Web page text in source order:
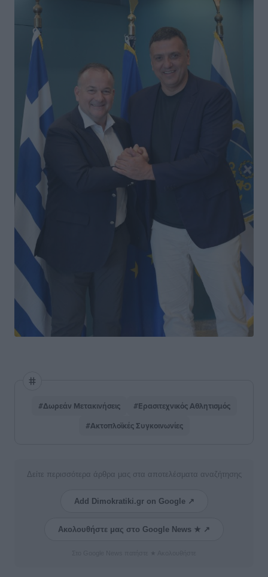
#Δωρεάν Μετακινήσεις
#Ερασιτεχνικός Αθλητισμός
#Ακτοπλοϊκές Συγκοινωνίες
Δείτε περισσότερα άρθρα μας στα αποτελέσματα αναζήτησης
Add Dimokratiki.gr on Google ↗
Ακολουθήστε μας στο Google News ★ ↗